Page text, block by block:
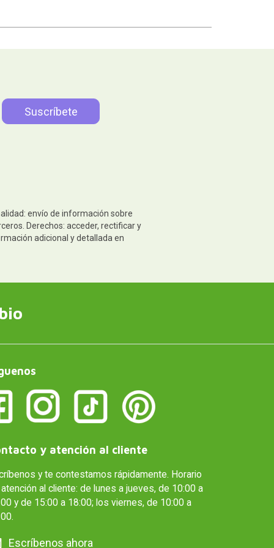
envío de información sobre
Derechos: acceder, rectificar y
adicional y detallada en
y atención al cliente
y te contestamos rápidamente. Horario
al cliente: de lunes a jueves, de 10:00 a
y de 15:00 a 18:00; los viernes, de 10:00 a
Escríbenos ahora